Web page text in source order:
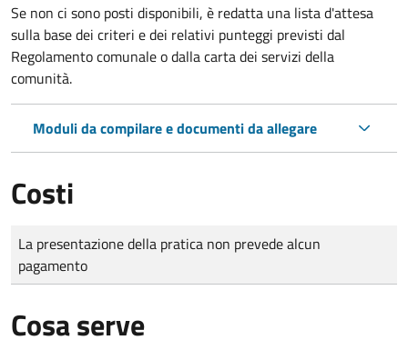
Se non ci sono posti disponibili, è redatta una lista d'attesa
sulla base dei criteri e dei relativi punteggi previsti dal
Regolamento comunale o dalla carta dei servizi della
comunità.
Moduli da compilare e documenti da allegare
Costi
Tipo di pagamento
Importo
La presentazione della pratica non prevede alcun
pagamento
Cosa serve